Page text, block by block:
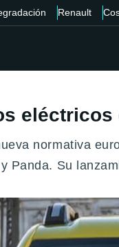
Renault
normativa
Panda. Su